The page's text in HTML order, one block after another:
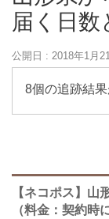
届く日数
公開日 : 2018年1月
8個の追跡結果
【ネコポス】山
（料金：契約時